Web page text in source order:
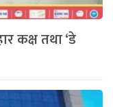
कक्ष तथा ‘डे